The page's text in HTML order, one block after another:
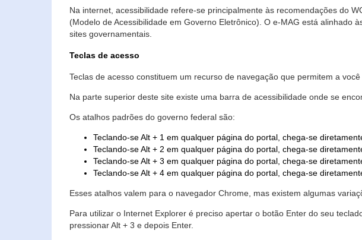
Na internet, acessibilidade refere-se principalmente às recomendações do
(Modelo de Acessibilidade em Governo Eletrônico). O e-MAG está
sites governamentais.
Teclas de acesso
Teclas de acesso constituem um recurso de navegação que permitem a
Na parte superior deste site existe uma barra de acessibilidade onde se
Os atalhos padrões do governo federal são:
Teclando-se Alt + 1 em qualquer página do portal, chega-se
Teclando-se Alt + 2 em qualquer página do portal, chega-se
Teclando-se Alt + 3 em qualquer página do portal, chega-se
Teclando-se Alt + 4 em qualquer página do portal, chega-se
Esses atalhos valem para o navegador Chrome, mas existem algumas
Para utilizar o Internet Explorer é preciso apertar o botão Enter do seu
pressionar Alt + 3 e depois Enter.